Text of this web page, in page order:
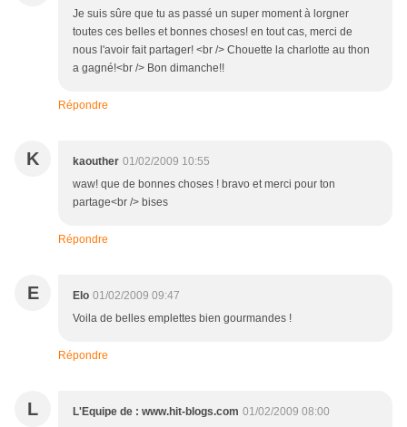
Je suis sûre que tu as passé un super moment à lorgner
toutes ces belles et bonnes choses! en tout cas, merci de
nous l'avoir fait partager! <br /> Chouette la charlotte au thon
a gagné!<br /> Bon dimanche!!
Répondre
K kaouther 01/02/2009 10:55
waw! que de bonnes choses ! bravo et merci pour ton
partage<br /> bises
Répondre
E Elo 01/02/2009 09:47
Voila de belles emplettes bien gourmandes !
Répondre
L L'Equipe de : www.hit-blogs.com 01/02/2009 08:00